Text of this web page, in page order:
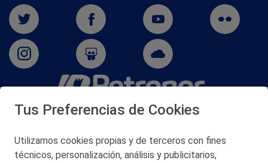
San Martín 5-Edificio Muñatones,
© 2026 Petronor S.A.
Tus Preferencias de Cookies
Utilizamos cookies propias y de terceros con fines
técnicos, personalización, análisis y publicitarios,